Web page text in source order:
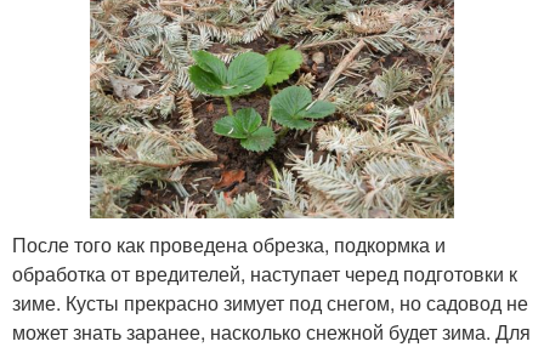
После того как проведена обрезка, подкормка и
обработка от вредителей, наступает черед подготовки к
зиме. Кусты прекрасно зимует под снегом, но садовод не
может знать заранее, насколько снежной будет зима. Для